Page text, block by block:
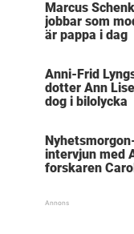
Marcus
jobbar som
är pappa i dag
Anni-Frid
dotter Ann
dog i bilolycka
intervjun med
forskaren